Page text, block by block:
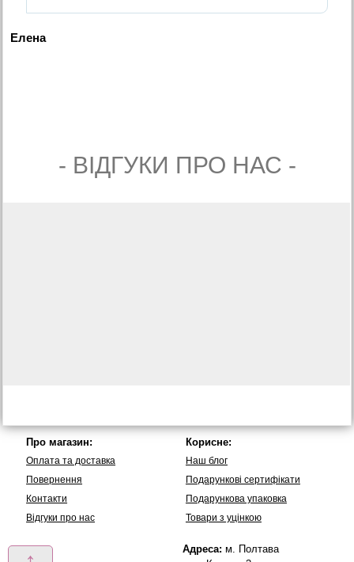
Елена
- ВIДГУКИ ПРО НАС -
Про магазин:
Оплата та доставка
Повернення
Контакти
Вiдгуки про нас
Корисне:
Наш блог
Подарункові сертифікати
Подарункова упаковка
Товари з уцінкою
Адреса: м. Полтава